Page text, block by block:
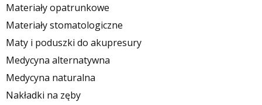
Materiały opatrunkowe
Materiały stomatologiczne
Maty i poduszki do akupresury
Medycyna alternatywna
Medycyna naturalna
Nakładki na zęby